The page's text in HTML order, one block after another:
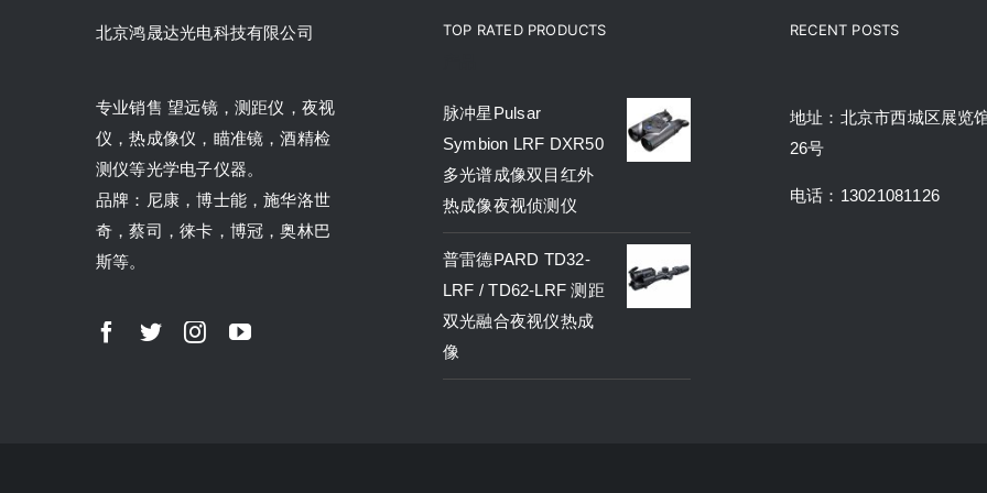
北京鸿晟达光电科技有限公司
专业销售 望远镜，测距仪，夜视
仪，热成像仪，瞄准镜，酒精检
测仪等光学电子仪器。
品牌：尼康，博士能，施华洛世
奇，蔡司，徕卡，博冠，奥林巴
斯等。
TOP RATED PRODUCTS
脉冲星Pulsar
Symbion LRF DXR50
多光谱成像双目红外
热成像夜视侦测仪
普雷德PARD TD32-
LRF / TD62-LRF 测距
双光融合夜视仪热成
像
RECENT POSTS
地址：北京市西城区展览
26号
电话：13021081126